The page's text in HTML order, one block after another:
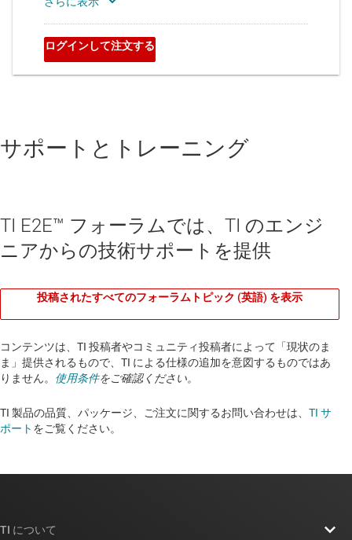
サポートとトレーニング
TI E2E™ フォーラムでは、TI のエンジ
ニアからの技術サポートを提供
投稿されたすべてのフォーラムトピック (英語) を表示
コンテンツは、TI 投稿者やコミュニティ投稿者によって「現状のま
ま」提供されるもので、TI による仕様の追加を意図するものではあ
りません。 使用条件をご確認ください。
TI 製品の品質、パッケージ、ご注文に関するお問い合わせは、 TI サ
ポート をご覧ください。​​​​​​​​​​​​​​
TI について